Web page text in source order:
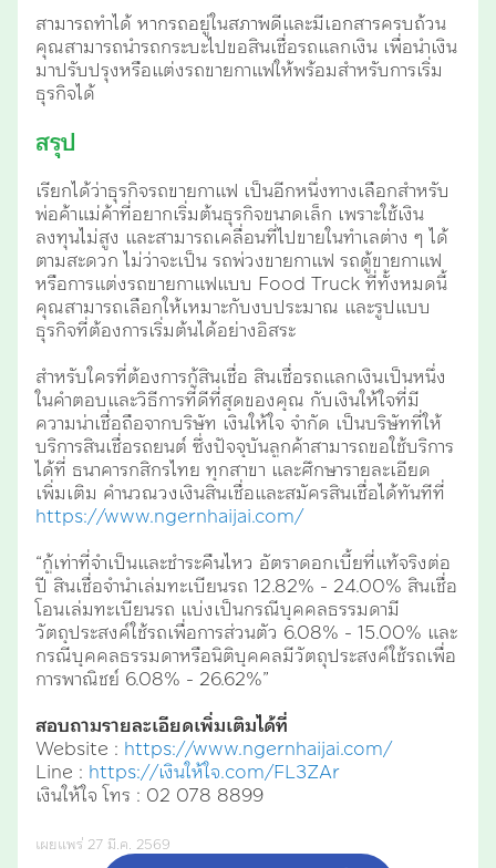
สามารถทำได้ หากรถอยู่ในสภาพดีและมีเอกสารครบถ้วน
คุณสามารถนำรถกระบะไปขอสินเชื่อรถแลกเงิน เพื่อนำเงิน
มาปรับปรุงหรือแต่งรถขายกาแฟให้พร้อมสำหรับการเริ่ม
ธุรกิจได้
สรุป
เรียกได้ว่าธุรกิจรถขายกาแฟ เป็นอีกหนึ่งทางเลือกสำหรับ
พ่อค้าแม่ค้าที่อยากเริ่มต้นธุรกิจขนาดเล็ก เพราะใช้เงิน
ลงทุนไม่สูง และสามารถเคลื่อนที่ไปขายในทำเลต่าง ๆ ได้
ตามสะดวก ไม่ว่าจะเป็น รถพ่วงขายกาแฟ รถตู้ขายกาแฟ
หรือการแต่งรถขายกาแฟแบบ Food Truck ที่ทั้งหมดนี้
คุณสามารถเลือกให้เหมาะกับงบประมาณ และรูปแบบ
ธุรกิจที่ต้องการเริ่มต้นได้อย่างอิสระ
สำหรับใครที่ต้องการกู้สินเชื่อ สินเชื่อรถแลกเงินเป็นหนึ่ง
ในคำตอบและวิธีการที่ดีที่สุดของคุณ กับเงินให้ใจที่มี
ความน่าเชื่อถือจากบริษัท เงินให้ใจ จำกัด เป็นบริษัทที่ให้
บริการสินเชื่อรถยนต์ ซึ่งปัจจุบันลูกค้าสามารถขอใช้บริการ
ได้ที่ ธนาคารกสิกรไทย ทุกสาขา และศึกษารายละเอียด
เพิ่มเติม คำนวณวงเงินสินเชื่อและสมัครสินเชื่อได้ทันทีที่
https://www.ngernhaijai.com/
“กู้เท่าที่จำเป็นและชำระคืนไหว อัตราดอกเบี้ยที่แท้จริงต่อ
ปี สินเชื่อจำนำเล่มทะเบียนรถ 12.82% - 24.00% สินเชื่อ
โอนเล่มทะเบียนรถ แบ่งเป็นกรณีบุคคลธรรมดามี
วัตถุประสงค์ใช้รถเพื่อการส่วนตัว 6.08% - 15.00% และ
กรณีบุคคลธรรมดาหรือนิติบุคคลมีวัตถุประสงค์ใช้รถเพื่อ
การพาณิชย์ 6.08% - 26.62%”
สอบถามรายละเอียดเพิ่มเติมได้ที่
Website : https://www.ngernhaijai.com/
Line : https://เงินให้ใจ.com/FL3ZAr
เงินให้ใจ โทร : 02 078 8899
เผยแพร่ 27 มี.ค. 2569